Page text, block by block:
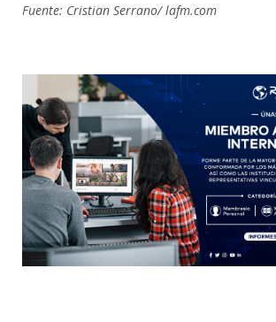
Fuente: Cristian Serrano/ lafm.com